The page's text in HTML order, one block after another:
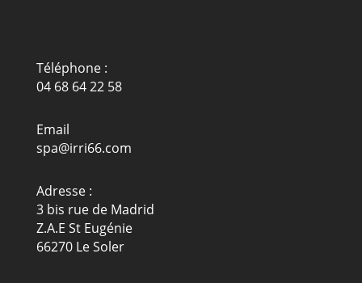
Téléphone :
04 68 64 22 58
Email
spa@irri66.com
Adresse :
3 bis rue de Madrid
Z.A.E St Eugénie
66270 Le Soler